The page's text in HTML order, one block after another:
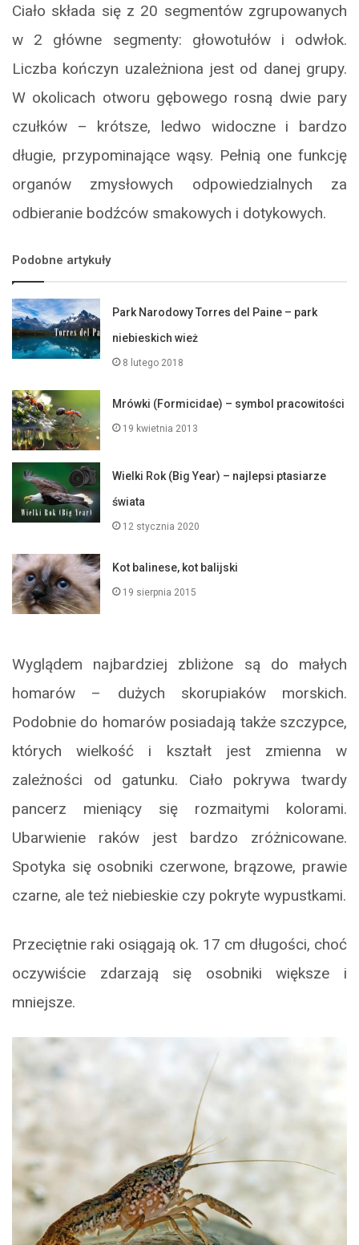
Ciało składa się z 20 segmentów zgrupowanych
w 2 główne segmenty: głowotułów i odwłok.
Liczba kończyn uzależniona jest od danej grupy.
W okolicach otworu gębowego rosną dwie pary
czułków – krótsze, ledwo widoczne i bardzo
długie, przypominające wąsy. Pełnią one funkcję
organów zmysłowych odpowiedzialnych za
odbieranie bodźców smakowych i dotykowych.
Podobne artykuły
Park Narodowy Torres del Paine – park
niebieskich wież
8 lutego 2018
Mrówki (Formicidae) – symbol pracowitości
19 kwietnia 2013
Wielki Rok (Big Year) – najlepsi ptasiarze
świata
12 stycznia 2020
Kot balinese, kot balijski
19 sierpnia 2015
Wyglądem najbardziej zbliżone są do małych
homarów – dużych skorupiaków morskich.
Podobnie do homarów posiadają także szczypce,
których wielkość i kształt jest zmienna w
zależności od gatunku. Ciało pokrywa twardy
pancerz mieniący się rozmaitymi kolorami.
Ubarwienie raków jest bardzo zróżnicowane.
Spotyka się osobniki czerwone, brązowe, prawie
czarne, ale też niebieskie czy pokryte wypustkami.
Przeciętnie raki osiągają ok. 17 cm długości, choć
oczywiście zdarzają się osobniki większe i
mniejsze.